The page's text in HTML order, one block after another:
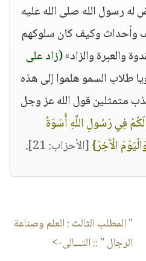
رسول الله صلى الله عليه
وأحداث وكيف كان سلوكهم
والعبرة والزاد»(زاد على
طلاب السمو هلموا إلى هذه
متمثلين قول الله عز وجل
فِي رَسُولِ اللَّهِ أُسْوَةٌ
الْآَخِرَ}[الأحزاب: 21] .
" المطلب الثالث : العلم وصناعة
الرجال " :: التـــالى->